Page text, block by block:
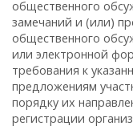
общественного
замечаний и (или)
общественного
или электронной
требования к
предложениям
порядку их
регистрации